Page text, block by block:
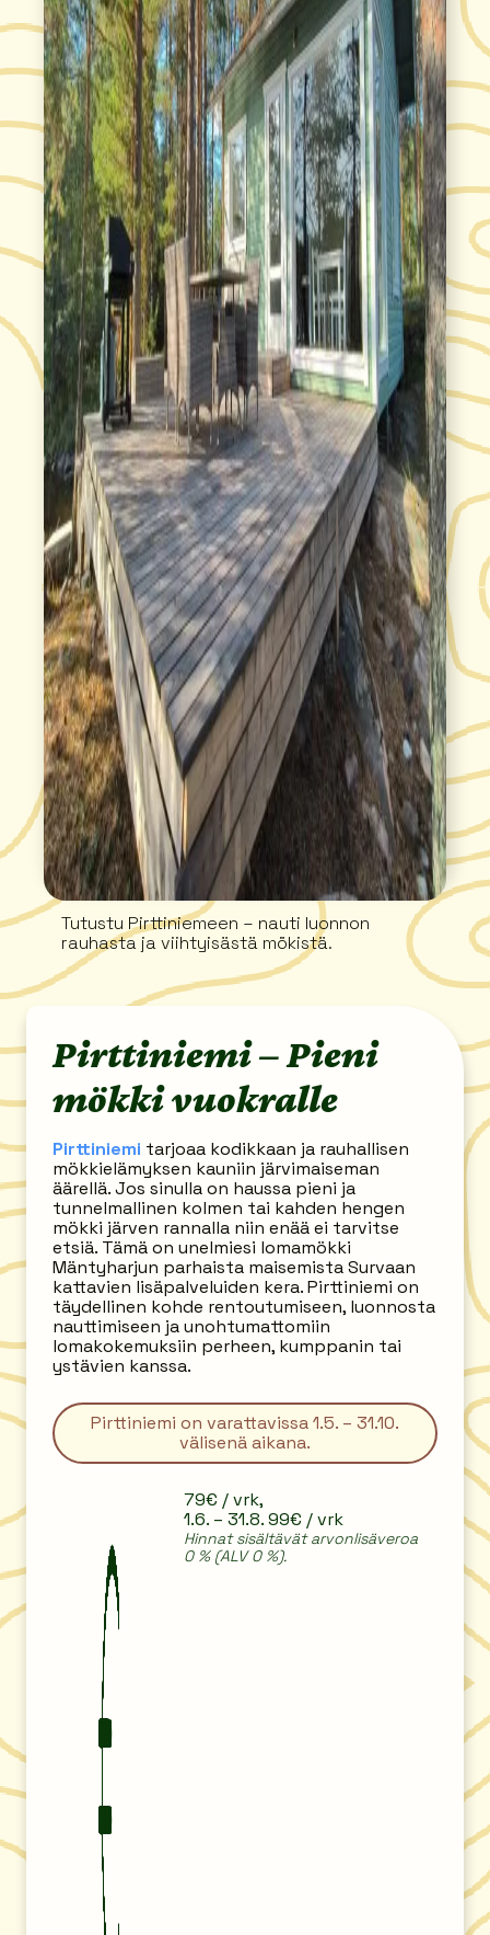
Tutustu Pirttiniemeen – nauti luonnon
rauhasta ja viihtyisästä mökistä.
Pirttiniemi – Pieni
mökki vuokralle
Pirttiniemi tarjoaa kodikkaan ja rauhallisen
mökkielämyksen kauniin järvimaiseman
äärellä. Jos sinulla on haussa pieni ja
tunnelmallinen kolmen tai kahden hengen
mökki järven rannalla niin enää ei tarvitse
etsiä. Tämä on unelmiesi lomamökki
Mäntyharjun parhaista maisemista Survaan
kattavien lisäpalveluiden kera. Pirttiniemi on
täydellinen kohde rentoutumiseen, luonnosta
nauttimiseen ja unohtumattomiin
lomakokemuksiin perheen, kumppanin tai
ystävien kanssa.
Pirttiniemi on varattavissa 1.5. – 31.10.
välisenä aikana.
79€ / vrk,
1.6. – 31.8. 99€ / vrk
Hinnat sisältävät arvonlisäveroa
0 % (ALV 0 %).